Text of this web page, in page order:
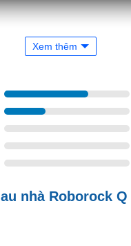
Xem thêm
nhà Roborock